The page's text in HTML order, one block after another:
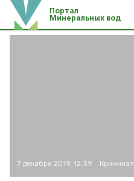
Портал
Минеральных вод
7 декабря 2019, 12:39 Криминал